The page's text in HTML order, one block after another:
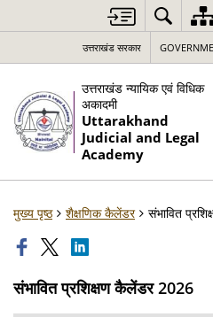
उत्तराखंड सरकार
उत्तराखंड न्यायिक एवं विधिक
अकादमी
Uttarakhand
Judicial and Legal
Academy
मुख्य पृष्ठ शैक्षणिक कैलेंडर संभावित
संभावित प्रशिक्षण कैलेंडर 2026